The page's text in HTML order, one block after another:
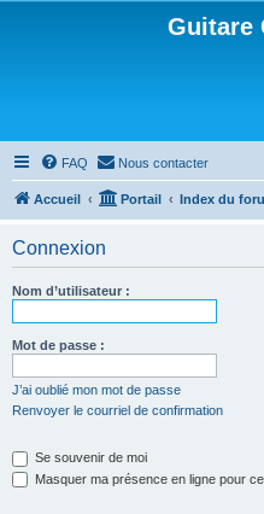
Guitare
FAQ Nous contacter
Accueil Portail Index du
Connexion
Nom d’utilisateur :
Mot de passe :
J’ai oublié mon mot de passe
Renvoyer le courriel de confirmation
Se souvenir de moi
Masquer ma présence en ligne pour